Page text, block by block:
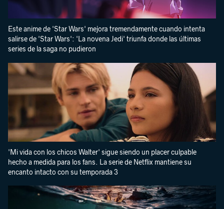
Este anime de 'Star Wars' mejora tremendamente cuando intenta
salirse de 'Star Wars': 'La novena Jedi' triunfa donde las últimas
series de la saga no pudieron
'Mi vida con los chicos Walter' sigue siendo un placer culpable
hecho a medida para los fans. La serie de Netflix mantiene su
encanto intacto con su temporada 3